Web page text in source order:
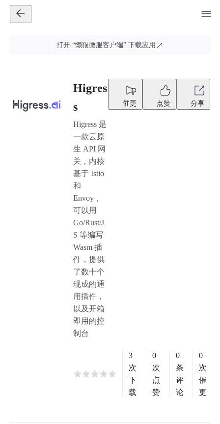
打开 “懒猫微服客户端” 下载应用
Higres
s
Higress 是
一款云原
生 API 网
关，内核
基于 Istio
和
Envoy，
可以用
Go/Rust/J
S 等编写
Wasm 插
件，提供
了数十个
现成的通
用插件，
以及开箱
即用的控
制台
催更 点赞 分享
3
次
下
载
0
次
点
赞
0
条
评
论
0
次
催
更